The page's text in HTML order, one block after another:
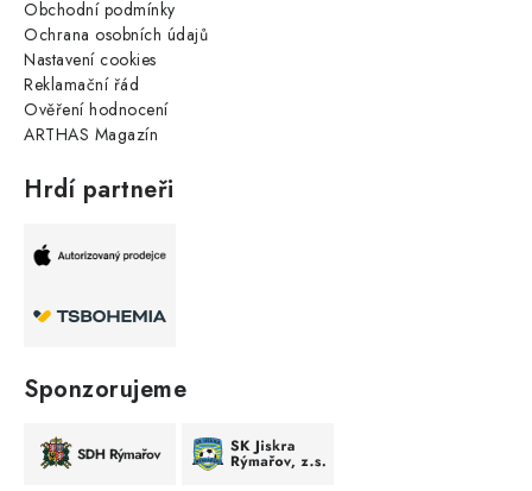
Obchodní podmínky
Ochrana osobních údajů
Nastavení cookies
Reklamační řád
Ověření hodnocení
ARTHAS Magazín
Hrdí partneři
Sponzorujeme